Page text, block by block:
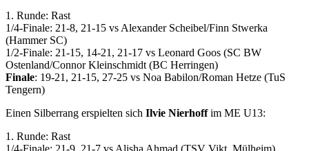
1. Runde: Rast
1/4-Finale: 21-8, 21-15 vs Alexander Scheibel/Finn Stwerka
(Hammer SC)
1/2-Finale: 21-15, 14-21, 21-17 vs Leonard Goos (SC BW
Ostenland/Connor Kleinschmidt (BC Herringen)
Finale: 19-21, 21-15, 27-25 vs Noa Babilon/Roman Hetze (TuS
Tengern)
Einen Silberrang erspielten sich Ilvie Nierhoffim ME U13:
1. Runde: Rast